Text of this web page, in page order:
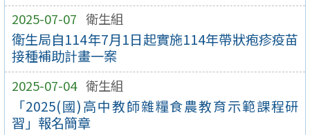
2025-07-07 衛生組
衛生局自114年7月1日起實施114年帶狀疱疹疫苗
接種補助計畫一案
2025-07-04 衛生組
「2025(國)高中教師雜糧食農教育示範課程研
習」報名簡章